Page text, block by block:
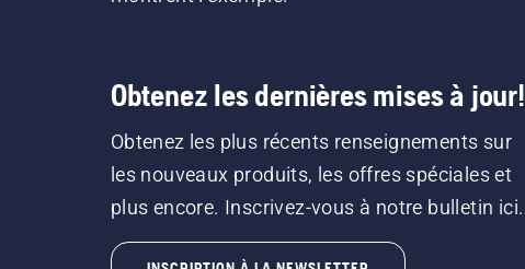
Obtenez les dernières mises à jour!
Obtenez les plus récents renseignements sur
les nouveaux produits, les offres spéciales et
plus encore. Inscrivez-vous à notre bulletin ici.